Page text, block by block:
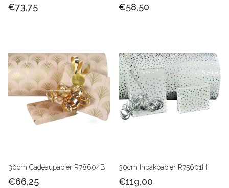
€73,75 €58,50
30cm Cadeaupapier R78604B
€66,25
30cm Inpakpapier R75601H
€119,00